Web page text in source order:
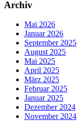
Archiv
Mai 2026
Januar 2026
September 2025
August 2025
Mai 2025
April 2025
März 2025
Februar 2025
Januar 2025
Dezember 2024
November 2024